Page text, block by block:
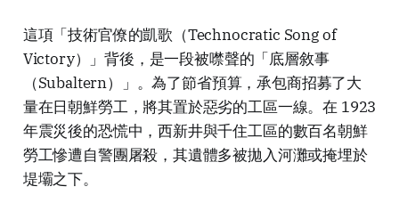
這項「技術官僚的凱歌（Technocratic Song of
Victory）」背後，是一段被噤聲的「底層敘事
（Subaltern）」。為了節省預算，承包商招募了大
量在日朝鮮勞工，將其置於惡劣的工區一線。在 1923
年震災後的恐慌中，西新井與千住工區的數百名朝鮮
勞工慘遭自警團屠殺，其遺體多被拋入河灘或掩埋於
堤壩之下。